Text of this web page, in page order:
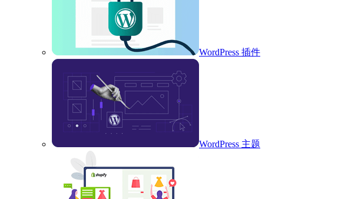
WordPress 插件
WordPress 主题